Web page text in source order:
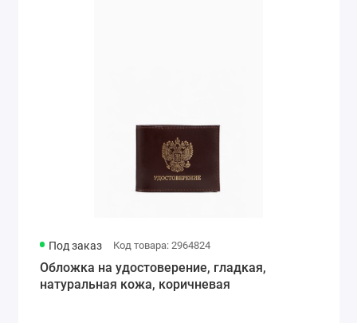
Под заказ Код товара: 2964824
Обложка на удостоверение, гладкая,
натуральная кожа, коричневая